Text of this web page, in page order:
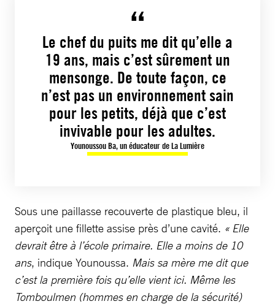
Le chef du puits me dit qu’elle a
19 ans, mais c’est sûrement un
mensonge. De toute façon, ce
n’est pas un environnement sain
pour les petits, déjà que c’est
invivable pour les adultes.
Younoussou Ba, un éducateur de La Lumière
Sous une paillasse recouverte de plastique bleu, il
aperçoit une fillette assise près d’une cavité. « Elle
devrait être à l’école primaire. Elle a moins de 10
ans, indique Younoussa. Mais sa mère me dit que
c’est la première fois qu’elle vient ici. Même les
Tomboulmen (hommes en charge de la sécurité)